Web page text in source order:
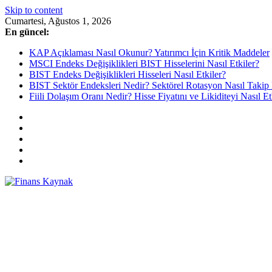
Skip to content
Cumartesi, Ağustos 1, 2026
En güncel:
KAP Açıklaması Nasıl Okunur? Yatırımcı İçin Kritik Maddeler
MSCI Endeks Değişiklikleri BIST Hisselerini Nasıl Etkiler?
BIST Endeks Değişiklikleri Hisseleri Nasıl Etkiler?
BIST Sektör Endeksleri Nedir? Sektörel Rotasyon Nasıl
Fiili Dolaşım Oranı Nedir? Hisse Fiyatını ve Likiditeyi Nasıl